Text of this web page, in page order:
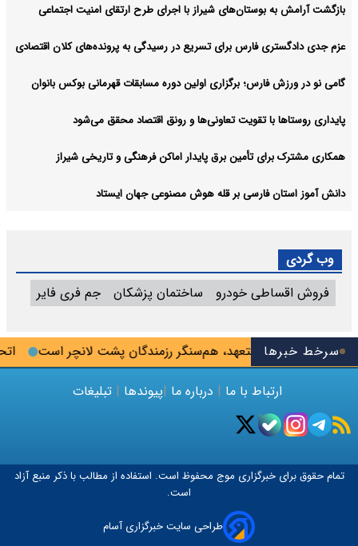
سرخط خبرها
خبرنگار متعهد، هم‌سنگر رزمندگان پشت لانچر است
بازگشت آرامش به بوستان‌های شیراز با اجرای طرح ارتقای امنیت اجتماعی
عزم جدی دادگستری فارس برای تسریع در رسیدگی به پرونده‌های کلان اقتصادی
گامی نو در ورزش فارس؛ برگزاری اولین دوره مسابقات قهرمانی بوکس بانوان
پایداری روستاها با تقویت تعاونی‌ها و رونق اقتصاد محقق می‌شود
همکاری مشترک برای تأمین برق پایدار اماکن فرهنگی و تاریخی شیراز
دانش آموز استان فارسی بر قله هوش مصنوعی جهان ایستاد
وب گردی
فروش اقساطی خودرو
ساختمان پزشکان جم فری فایر
ارتباط با ما | درباره ما |پیوندها | تبلیغات
تمام حقوق برای خبرگزاری موج محفوظ است. استفاده از مطالب با ذکر منبع آزاد
است.
طراحی سایت خبرگزاری آسام